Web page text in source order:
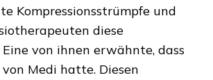
Kompressionsstrümpfe und
diese
von ihnen erwähnte, dass
Medi hatte. Diesen